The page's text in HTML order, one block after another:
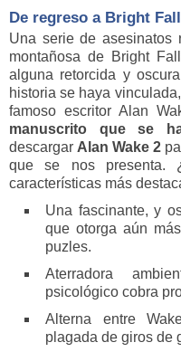
De regreso a Bright
Una serie de asesinatos
montañosa de Bright
alguna retorcida y
historia se haya
famoso escritor Alan
manuscrito que se
descargar Alan Wake 2
que se nos presenta.
características más
Una fascinante, y
que otorga aún
puzles.
Aterradora
psicológico cobra
Alterna entre
plagada de giros de